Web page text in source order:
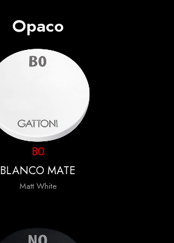
Opaco
B0
BLANCO MATE
Matt White